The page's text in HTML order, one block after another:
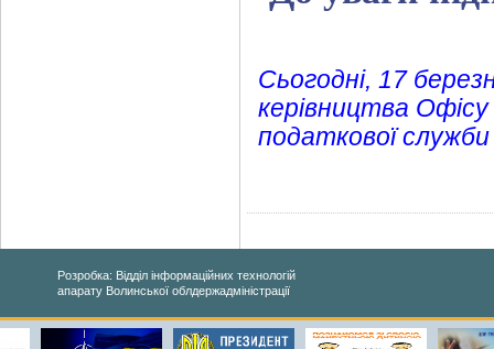
Сьогодні, 17
керівництва
податкової служби
Розробка: Відділ інформаційних технологій
апарату Волинської облдержадміністрації